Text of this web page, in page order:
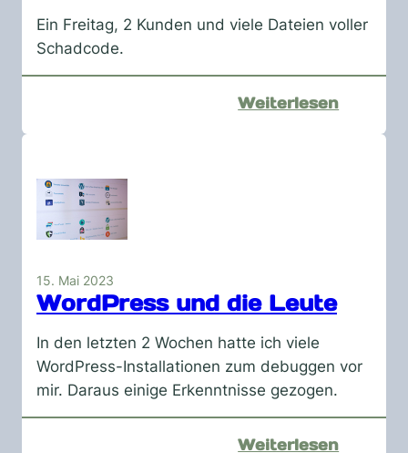
im
Ein Freitag, 2 Kunden und viele Dateien voller
Schadcode.
Weiterlesen:
15. Mai 2023
WordPress und die Leute
In den letzten 2 Wochen hatte ich viele
WordPress-Installationen zum debuggen vor
mir. Daraus einige Erkenntnisse gezogen.
Weiterlesen: